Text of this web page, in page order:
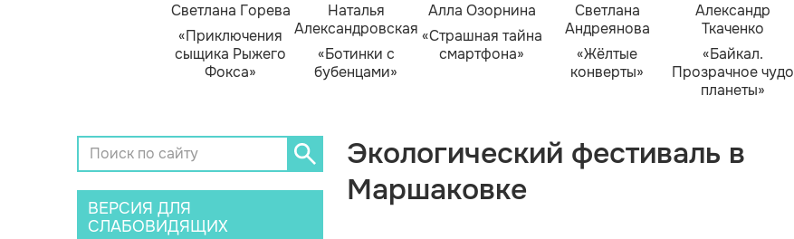
Светлана Горева
«Приключения
сыщика Рыжего
Фокса»
Наталья
Александровская
«Ботинки с
бубенцами»
Алла Озорнина
«Страшная тайна
смартфона»
Светлана
Андреянова
«Жёлтые
конверты»
Александр
Ткаченко
«Байкал.
Прозрачное чудо
планеты»
ВЕРСИЯ ДЛЯ
СЛАБОВИДЯЩИХ
Экологический фестиваль в
Маршаковке